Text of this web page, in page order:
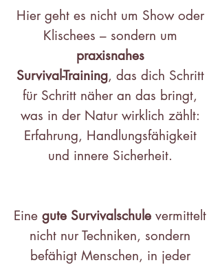
Hier geht es nicht um Show oder
Klischees – sondern um
praxisnahes
Survival-Training, das dich Schritt
für Schritt näher an das bringt,
was in der Natur wirklich zählt:
Erfahrung, Handlungsfähigkeit
und innere Sicherheit.
Eine gute Survivalschule vermittelt
nicht nur Techniken, sondern
befähigt Menschen, in jeder